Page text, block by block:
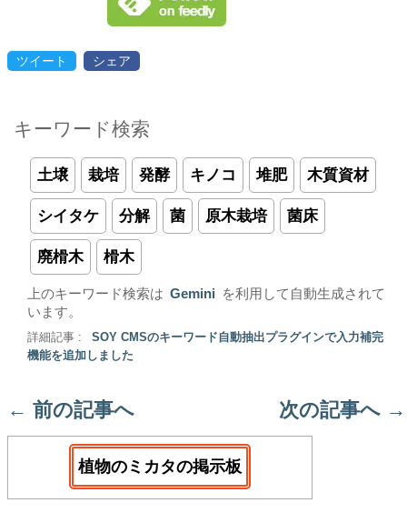
ツイート シェア
キーワード検索
土壌 栽培 発酵 キノコ 堆肥 木質資材
シイタケ 分解 菌 原木栽培 菌床
廃榾木 榾木
上のキーワード検索は Gemini
を利用して自動生成されて
います。
詳細記事 :
SOY CMSのキーワード自動抽出プラグインで入力補完
機能を追加しました
← 前の記事へ 次の記事へ →
植物のミカタの掲示板